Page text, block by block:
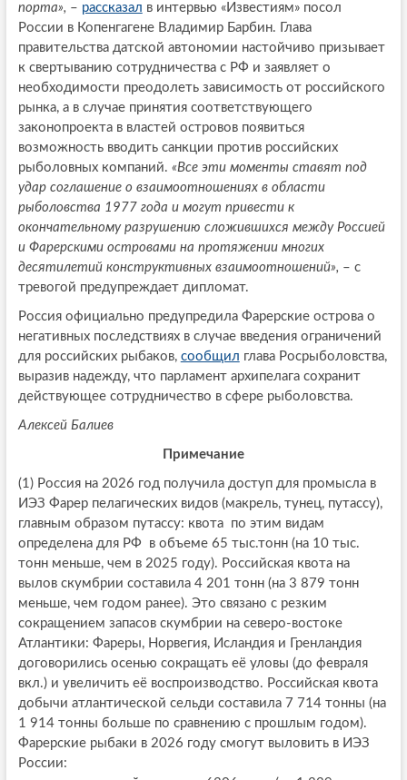
порта», – рассказал в интервью «Известиям» посол
России в Копенгагене Владимир Барбин. Глава
правительства датской автономии настойчиво призывает
к свертыванию сотрудничества с РФ и заявляет о
необходимости преодолеть зависимость от российского
рынка, а в случае принятия соответствующего
законопроекта в властей островов появиться
возможность вводить санкции против российских
рыболовных компаний. «Все эти моменты ставят под
удар соглашение о взаимоотношениях в области
рыболовства 1977 года и могут привести к
окончательному разрушению сложившихся между Россией
и Фарерскими островами на протяжении многих
десятилетий конструктивных взаимоотношений», – с
тревогой предупреждает дипломат.
Россия официально предупредила Фарерские острова о
негативных последствиях в случае введения ограничений
для российских рыбаков, сообщил глава Росрыболовства,
выразив надежду, что парламент архипелага сохранит
действующее сотрудничество в сфере рыболовства.
Алексей Балиев
Примечание
(1) Россия на 2026 год получила доступ для промысла в
ИЭЗ Фарер пелагических видов (макрель, тунец, путассу),
главным образом путассу: квота по этим видам
определена для РФ в объеме 65 тыс.тонн (на 10 тыс.
тонн меньше, чем в 2025 году). Российская квота на
вылов скумбрии составила 4 201 тонн (на 3 879 тонн
меньше, чем годом ранее). Это связано с резким
сокращением запасов скумбрии на северо-востоке
Атлантики: Фареры, Норвегия, Исландия и Гренландия
договорились осенью сокращать её уловы (до февраля
вкл.) и увеличить её воспроизводство. Российская квота
добычи атлантической сельди составила 7 714 тонны (на
1 914 тонны больше по сравнению с прошлым годом).
Фарерские рыбаки в 2026 году смогут выловить в ИЭЗ
России: